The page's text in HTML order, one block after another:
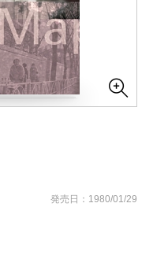
発売日：1980/01/29